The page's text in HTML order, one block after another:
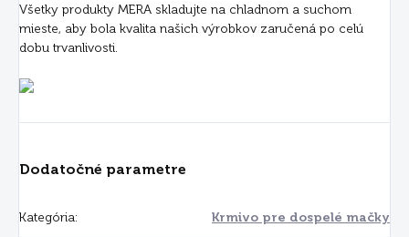
Všetky produkty MERA skladujte na chladnom a suchom
mieste, aby bola kvalita našich výrobkov zaručená po celú
dobu trvanlivosti.
Dodatočné parametre
Kategória: Krmivo pre dospelé mačky